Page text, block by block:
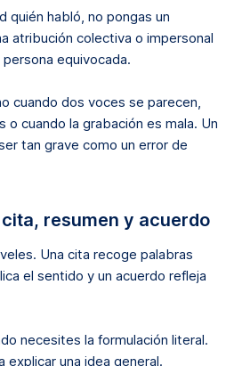
quién habló, no pongas un
atribución colectiva o impersonal
equivocada.
cuando dos voces se parecen,
o cuando la grabación es mala. Un
tan grave como un error de
resumen y acuerdo
Una cita recoge palabras
el sentido y un acuerdo refleja
necesites la formulación literal.
explicar una idea general.